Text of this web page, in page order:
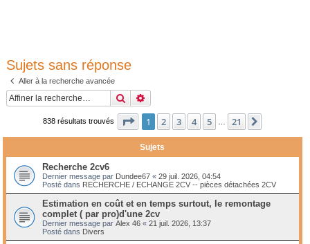
Sujets sans réponse
Aller à la recherche avancée
Rechercher
838 résultats trouvés Page 1sur21
1 2 3 4 5 21
Sujets
Recherche 2cv6
Dernier message par Dundee67 « 29 juil. 2026, 04:54
Posté dans RECHERCHE / ECHANGE 2CV -- pièces détachées 2CV
Estimation en coût et en temps surtout, le remontage
complet ( par pro)d'une 2cv
Dernier message par Alex 46 « 21 juil. 2026, 13:37
Posté dans Divers